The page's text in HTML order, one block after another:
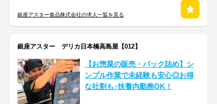
銀座アスター食品株式会社の求人一覧を見る
銀座アスター デリカ日本橋高島屋【012】
【お惣菜の販売・パック詰め】シ
ンプル作業で未経験も安心◎お得
な社割も♪扶養内勤務OK！